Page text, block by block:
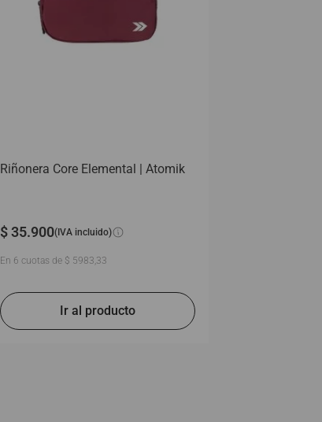
Riñonera Core Elemental | Atomik
$35.900(IVA incluido)
En 6 cuotas de $ 5983,33